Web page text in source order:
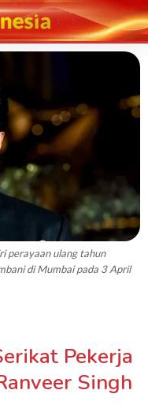
perayaan ulang tahun
di Mumbai pada 3 April
Pekerja
Singh